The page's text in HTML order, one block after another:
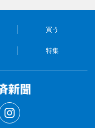
買う
特集